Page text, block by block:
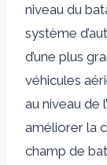
niveau du
système
d’une plus
véhicules
au niveau de
améliorer la
champ de